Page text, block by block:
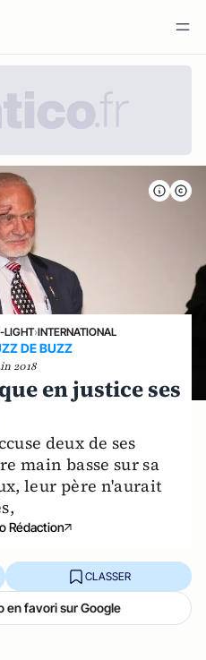
LIGHT›INTERNATIONAL
DE BUZZ
2018
en justice ses
deux de ses
main basse sur sa
leur père n'aurait
Rédaction
CLASSER
en favori sur Google